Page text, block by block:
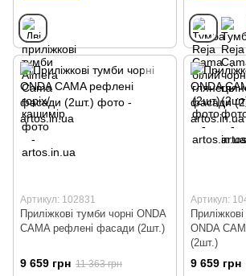
Артикул: 102831
Приліжкові тумби чорні ONDA
CAMA рефлені фасади (2шт.)
9 659 грн 11 363 грн
Артикул:
ONDA
(2шт.)
9 659 грн